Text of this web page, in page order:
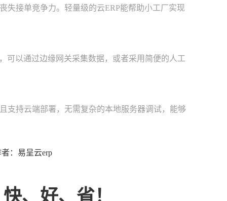
失接单竞争力。轻量级的云ERP能帮助小工厂实现
可以通过边缘网关采集数据，或者采用简便的人工
支持云端部署，无需复杂的本地服务器调试，能够
者：易呈云erp
、好、省！